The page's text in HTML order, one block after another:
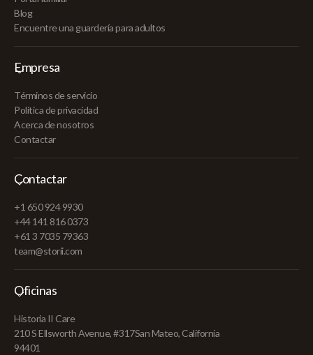
Blog
Encuentre una guardería para adultos
Empresa
Términos de servicio
Política de privacidad
Acerca de nosotros
Contactar
Contactar
+1 650 924 9930
+44 141 816 0373
+61 3 7035 79363
team@storii.com
Oficinas
Historia II Care
210 S Ellsworth Avenue, #317San Mateo, California
94401